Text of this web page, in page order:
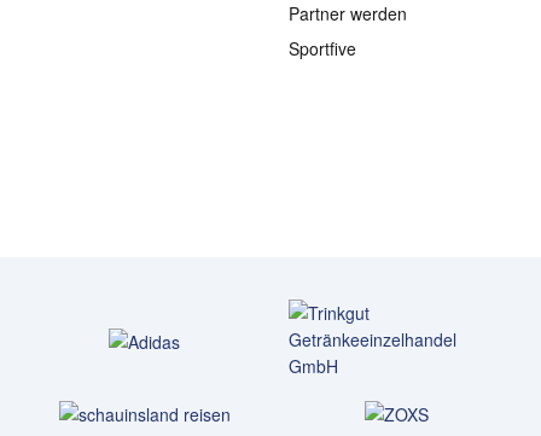
Partner werden
Sportfive